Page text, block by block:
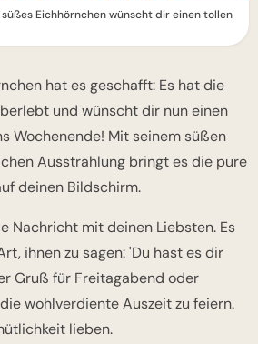
Eichhörnchen wünscht dir einen tollen
hat es geschafft: Es hat die
und wünscht dir nun einen
Wochenende! Mit seinem süßen
Ausstrahlung bringt es die pure
deinen Bildschirm.
Nachricht mit deinen Liebsten. Es
ihnen zu sagen: 'Du hast es dir
Gruß für Freitagabend oder
wohlverdiente Auszeit zu feiern.
lieben.